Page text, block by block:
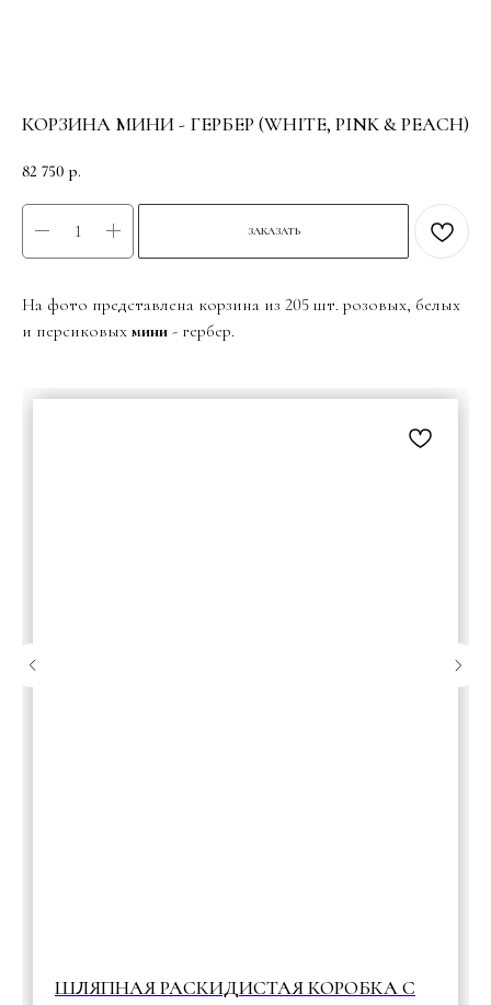
КОРЗИНА МИНИ - ГЕРБЕР (WHITE, PINK & PEACH)
82 750 р.
ЗАКАЗАТЬ
На фото представлена корзина из 205 шт. розовых, белых
и персиковых мини - гербер.
ШЛЯПНАЯ РАСКИДИСТАЯ КОРОБКА С